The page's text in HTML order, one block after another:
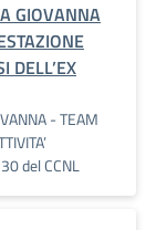
GIOVANNA
DELL’EX
- TEAM
del CCNL